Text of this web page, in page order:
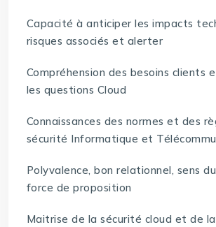
Capacité à anticiper les impacts
risques associés et alerter
Compréhension des besoins clients
les questions Cloud
Connaissances des normes et des
sécurité Informatique et
Polyvalence, bon relationnel, sens
force de proposition
Maitrise de la sécurité cloud et de